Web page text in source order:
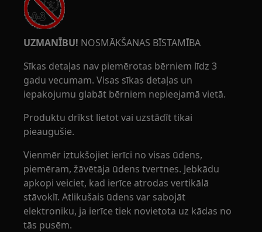
UZMANĪBU! NOSMĀKŠANAS BĪSTAMĪBA
Sīkas detaļas nav piemērotas bērniem līdz 3
gadu vecumam. Visas sīkas detaļas un
iepakojumu glabāt bērniem nepieejamā vietā.
Produktu drīkst lietot vai uzstādīt tikai
pieaugušie.
Vienmēr iztukšojiet ierīci no visas ūdens,
piemēram, žāvētāja ūdens tvertnes. Jebkādu
apkopi veiciet, kad ierīce atrodas vertikālā
stāvoklī. Atlikušais ūdens var sabojāt
elektroniku, ja ierīce tiek novietota uz kādas no
tās pusēm.